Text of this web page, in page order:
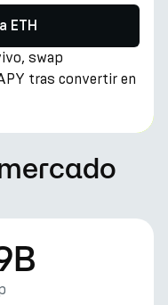
ETH
swap
tras convertir en